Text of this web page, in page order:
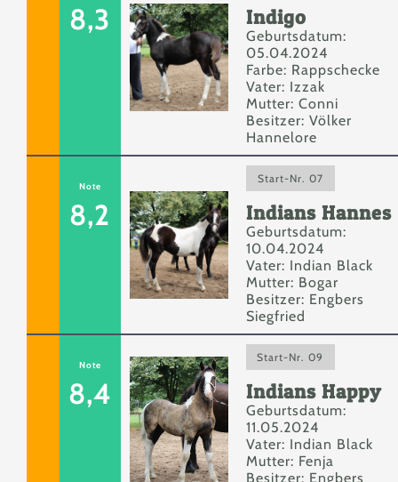
8,3 Indigo
Geburtsdatum:
05.04.2024
Farbe: Rappschecke
Vater: Izzak
Mutter: Conni
Besitzer: Völker
Hannelore
Note
8,2
Start-Nr. 07
Indians Hannes
Geburtsdatum:
10.04.2024
Vater: Indian Black
Mutter: Bogar
Besitzer: Engbers
Siegfried
Note
8,4
Start-Nr. 09
Indians Happy
Geburtsdatum:
11.05.2024
Vater: Indian Black
Mutter: Fenja
Besitzer: Engbers